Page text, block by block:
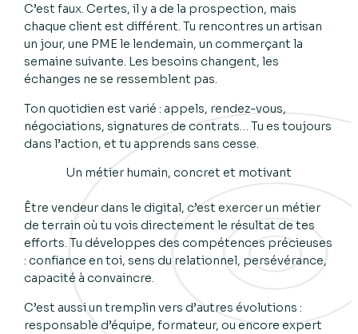
C’est faux. Certes, il y a de la prospection, mais
chaque client est différent. Tu rencontres un artisan
un jour, une PME le lendemain, un commerçant la
semaine suivante. Les besoins changent, les
échanges ne se ressemblent pas.
Ton quotidien est varié : appels, rendez-vous,
négociations, signatures de contrats… Tu es toujours
dans l’action, et tu apprends sans cesse.
Un métier humain, concret et motivant
Être vendeur dans le digital, c’est exercer un métier
de terrain où tu vois directement le résultat de tes
efforts. Tu développes des compétences précieuses
: confiance en toi, sens du relationnel, persévérance,
capacité à convaincre.
C’est aussi un tremplin vers d’autres évolutions :
responsable d’équipe, formateur, ou encore expert